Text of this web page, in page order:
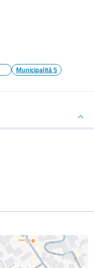
Municipalità 5